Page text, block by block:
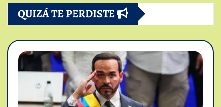
QUIZÁ TE PERDISTE